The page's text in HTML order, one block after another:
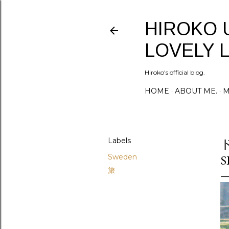
HIROKO
LOVELY
Hiroko's official blog.
HOME ABOUT ME.
Labels
Sweden
旅